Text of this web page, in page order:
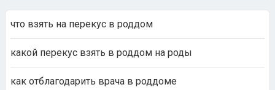
что взять на перекус в роддом
какой перекус взять в роддом на роды
как отблагодарить врача в роддоме